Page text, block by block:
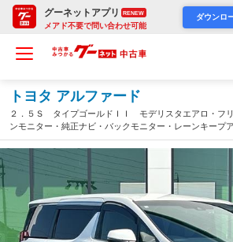
グーネットアプリ RENEW
メアド不要で問い合わせ可能
ダウンロ
トヨタ アルファード
２．５Ｓ タイプゴールドＩＩ モデリスタエアロ・フ
ンモニター・純正ナビ・バックモニター・レーンキープ
ＬＥＤヘッドライト・オートマチックハイビーム・ワン
禁煙車・前後コーナーセンサー・ハーフレザーシート（